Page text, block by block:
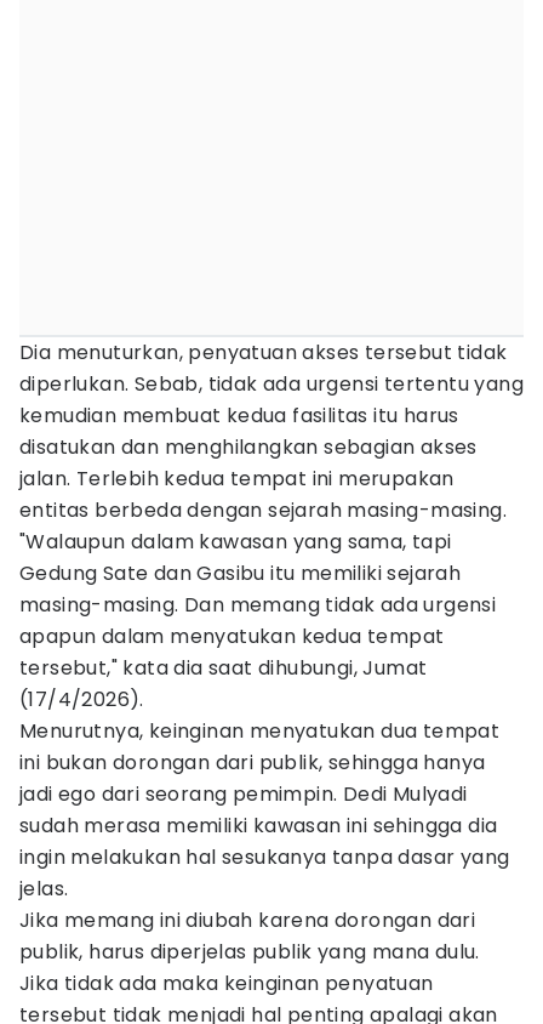
Dia menuturkan, penyatuan akses tersebut tidak
diperlukan. Sebab, tidak ada urgensi tertentu yang
kemudian membuat kedua fasilitas itu harus
disatukan dan menghilangkan sebagian akses
jalan. Terlebih kedua tempat ini merupakan
entitas berbeda dengan sejarah masing-masing.
"Walaupun dalam kawasan yang sama, tapi
Gedung Sate dan Gasibu itu memiliki sejarah
masing-masing. Dan memang tidak ada urgensi
apapun dalam menyatukan kedua tempat
tersebut," kata dia saat dihubungi, Jumat
(17/4/2026).
Menurutnya, keinginan menyatukan dua tempat
ini bukan dorongan dari publik, sehingga hanya
jadi ego dari seorang pemimpin. Dedi Mulyadi
sudah merasa memiliki kawasan ini sehingga dia
ingin melakukan hal sesukanya tanpa dasar yang
jelas.
Jika memang ini diubah karena dorongan dari
publik, harus diperjelas publik yang mana dulu.
Jika tidak ada maka keinginan penyatuan
tersebut tidak menjadi hal penting apalagi akan